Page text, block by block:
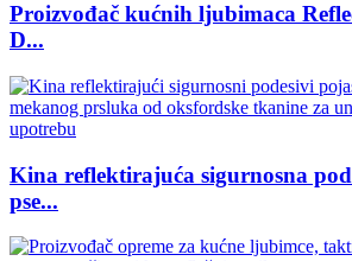
Proizvođač kućnih ljubimaca
D...
Kina reflektirajuća sigurnosna
pse...